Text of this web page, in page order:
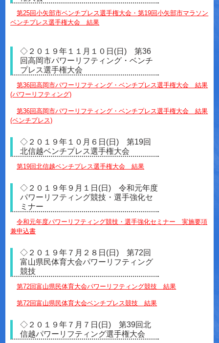
第25回小矢部市ベンチプレス選手権大会・第19回小矢部市マラソン
ベンチプレス選手権大会 結果
◇２０１９年１１月１０日(日) 第36
回高岡市パワーリフティング・ベンチ
プレス選手権大会
第36回高岡市パワーリフティング・ベンチプレス選手権大会 結果
(パワーリフティング)
第36回高岡市パワーリフティング・ベンチプレス選手権大会 結果
(ベンチプレス)
◇２０１９年１０月６日(日) 第19回
北信越ベンチプレス選手権大会
第19回北信越ベンチプレス選手権大会 結果
◇２０１９年９月１日(日) 令和元年度
パワーリフティング競技・選手強化セ
ミナー
令和元年度パワーリフティング競技・選手強化セミナー 実施要項
兼申込書
◇２０１９年７月２８日(日) 第72回
富山県民体育大会パワーリフティング
競技
第72回富山県民体育大会パワーリフティング競技 結果
第72回富山県民体育大会ベンチプレス競技 結果
◇２０１９年７月７日(日) 第39回北
信越パワーリフティング選手権大会